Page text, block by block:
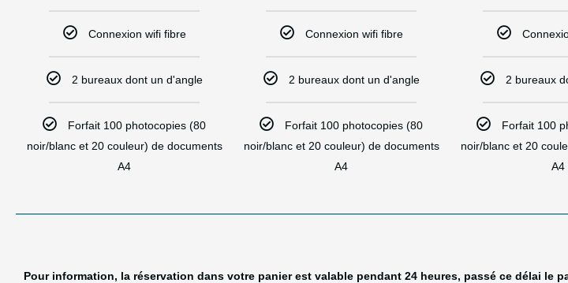
Connexion wifi fibre
2 bureaux dont un d'angle
Forfait 100 photocopies (80
noir/blanc et 20 couleur) de documents
A4
Connexion wifi fibre
2 bureaux dont un d'angle
Forfait 100 photocopies (80
noir/blanc et 20 couleur) de documents
A4​
2 bureaux
Forfait 100
noir/blanc et 20
A4​
Pour information, la réservation dans votre panier est valable pendant 24 heures, passé ce délai le